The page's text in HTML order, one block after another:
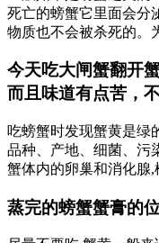
死亡的螃蟹它里面会分
物质也不会被杀死的。
今天吃大闸蟹翻开
而且味道有点苦，
吃螃蟹时发现蟹黄是绿
品种、产地、细菌、污
蟹体内的卵巢和消化腺,
蒸完的螃蟹蟹膏的